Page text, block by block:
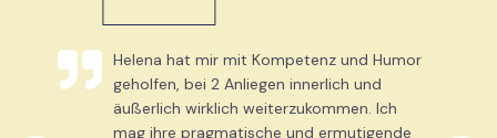
Helena hat mir mit Kompetenz und Humor
geholfen, bei 2 Anliegen innerlich und
äußerlich wirklich weiterzukommen. Ich
mag ihre pragmatische und ermutigende